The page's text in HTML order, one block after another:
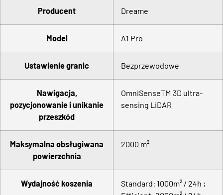
Producent Dreame
Model A1 Pro
Ustawienie granic Bezprzewodowe
Nawigacja,
pozycjonowanie i unikanie
przeszkód
OmniSenseTM 3D ultra-
sensing LiDAR
Maksymalna obsługiwana
powierzchnia
2000 m²
Wydajność koszenia
Standard: 1000m² / 24h ;